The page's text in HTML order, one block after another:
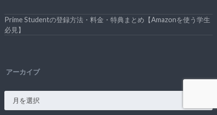
Prime Studentの登録方法・料金・特典まとめ【Amazonを使う学生
必見】
アーカイブ